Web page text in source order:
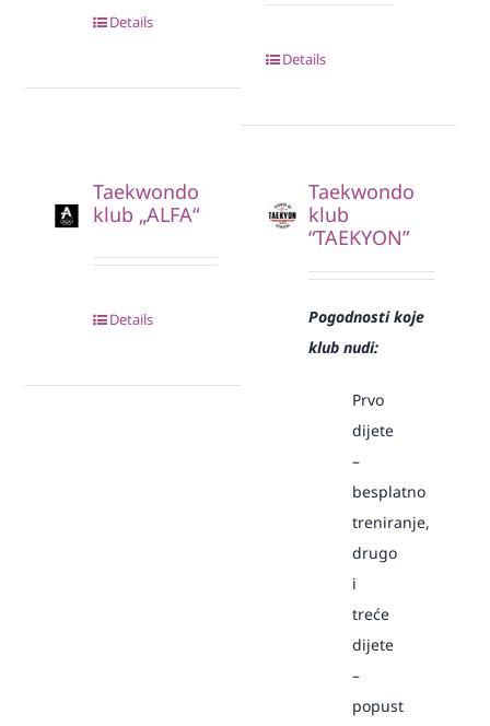
Details
Details
Taekwondo
klub „ALFA“
Details
Taekwondo
klub
“TAEKYON”
Pogodnosti koje
klub nudi:
Prvo
dijete
–
besplatno
treniranje,
drugo
i
treće
dijete
–
popust